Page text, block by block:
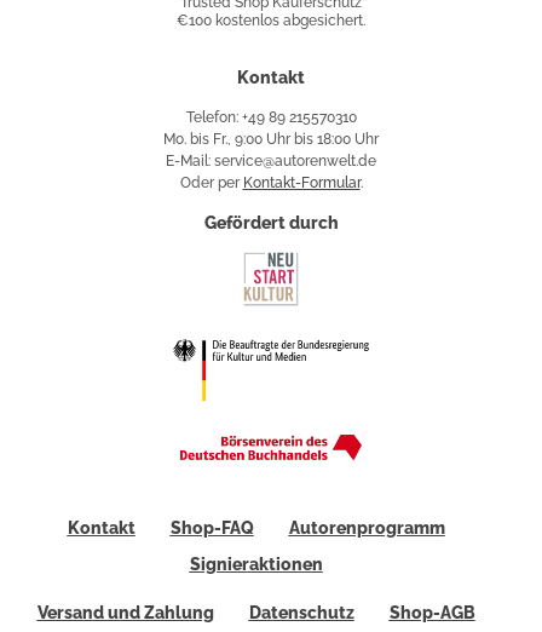
Käuferschutz
€100 kostenlos abgesichert.
Kontakt
Telefon: +49 89 215570310
Mo. bis Fr., 9:00 Uhr bis 18:00 Uhr
E-Mail: service@autorenwelt.de
Oder per Kontakt-Formular.
Gefördert durch
Kontakt Shop-FAQ
Autorenprogramm
Signieraktionen
Versand und Zahlung Datenschutz Shop-AGB